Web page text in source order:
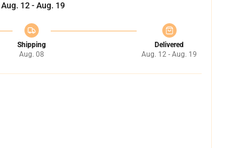
Aug. 12 - Aug. 19
Shipping
Aug. 08
Delivered
Aug. 12 - Aug. 19